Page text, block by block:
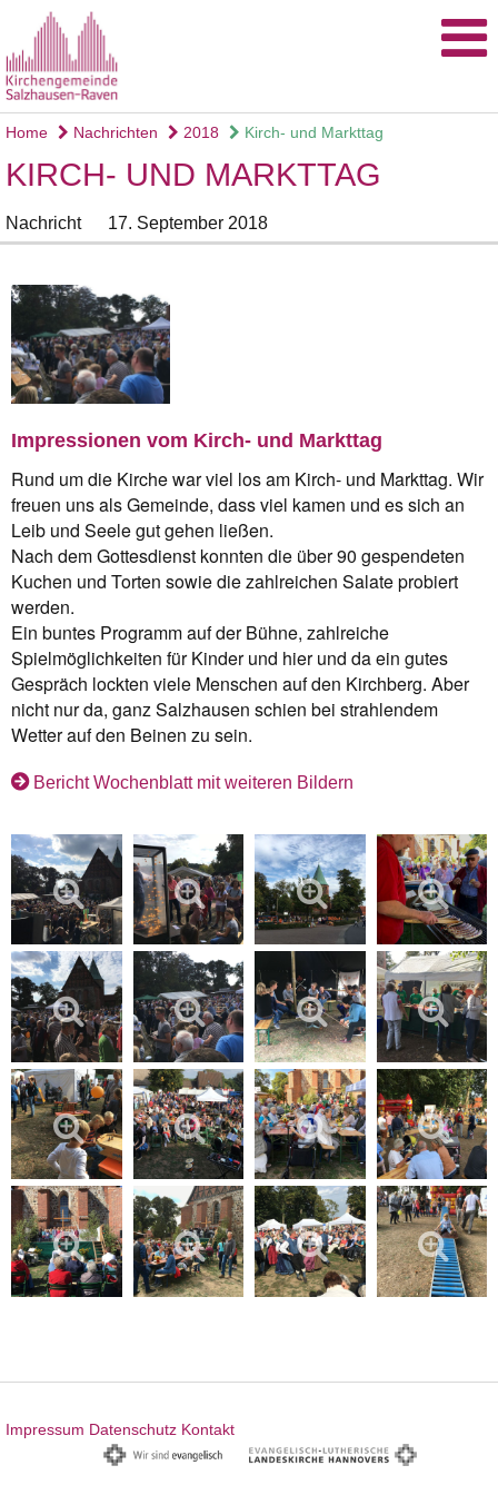
Home Nachrichten 2018 Kirch- und Markttag
KIRCH- UND MARKTTAG
Nachricht 17. September 2018
Impressionen vom Kirch- und Markttag
Rund um die Kirche war viel los am Kirch- und Markttag. Wir
freuen uns als Gemeinde, dass viel kamen und es sich an
Leib und Seele gut gehen ließen.
Nach dem Gottesdienst konnten die über 90 gespendeten
Kuchen und Torten sowie die zahlreichen Salate probiert
werden.
Ein buntes Programm auf der Bühne, zahlreiche
Spielmöglichkeiten für Kinder und hier und da ein gutes
Gespräch lockten viele Menschen auf den Kirchberg. Aber
nicht nur da, ganz Salzhausen schien bei strahlendem
Wetter auf den Beinen zu sein.
Bericht Wochenblatt mit weiteren Bildern
Impressum Datenschutz Kontakt